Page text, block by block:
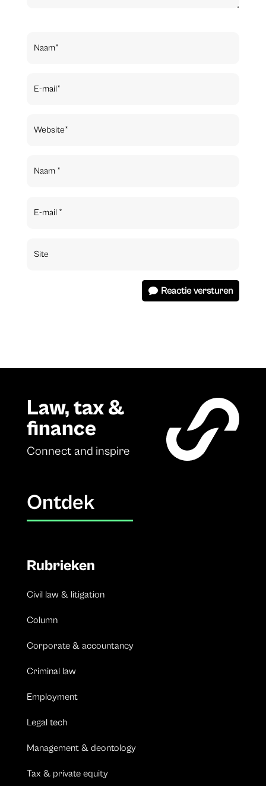
Reactie versturen
Law, tax &
finance
Connect and inspire
Ontdek
Rubrieken
Civil law & litigation
Column
Corporate & accountancy
Criminal law
Employment
Legal tech
Management & deontology
Tax & private equity